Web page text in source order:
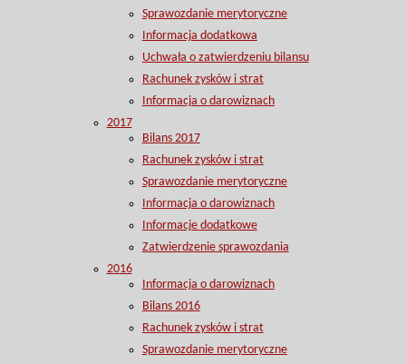
Sprawozdanie merytoryczne
Informacja dodatkowa
Uchwała o zatwierdzeniu bilansu
Rachunek zysków i strat
Informacja o darowiznach
2017
Bilans 2017
Rachunek zysków i strat
Sprawozdanie merytoryczne
Informacja o darowiznach
Informacje dodatkowe
Zatwierdzenie sprawozdania
2016
Informacja o darowiznach
Bilans 2016
Rachunek zysków i strat
Sprawozdanie merytoryczne